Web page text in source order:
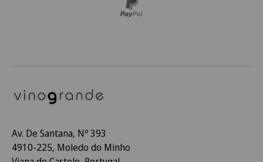
Av. De Santana, Nº 393
4910-225, Moledo do Minho